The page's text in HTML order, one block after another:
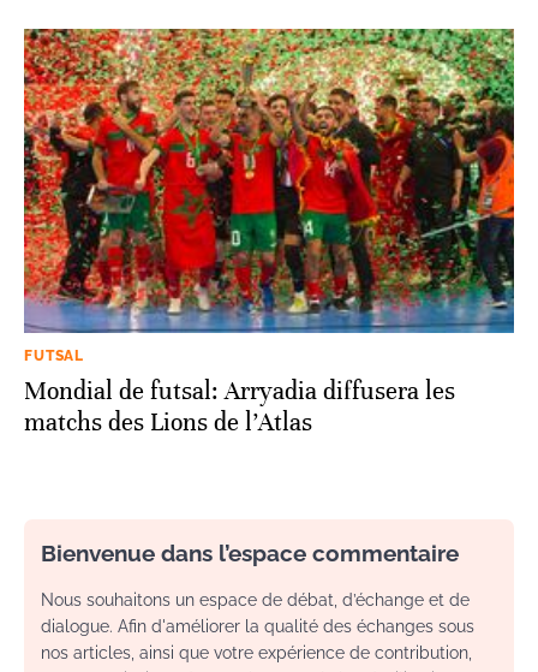
FUTSAL
Mondial de futsal: Arryadia diffusera les
matchs des Lions de l’Atlas
Bienvenue dans l’espace commentaire
Nous souhaitons un espace de débat, d’échange et de
dialogue. Afin d'améliorer la qualité des échanges sous
nos articles, ainsi que votre expérience de contribution,